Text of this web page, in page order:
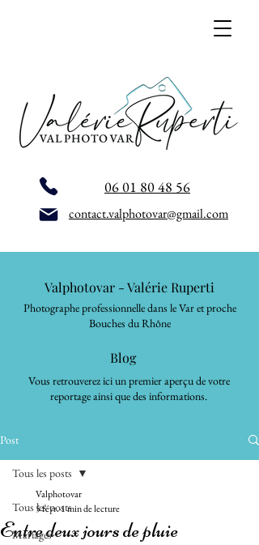
06 01 80 48 56
contact.valphotovar@gmail.com
Valphotovar - Valérie Ruperti
Photographe professionnelle dans le Var et proche
Bouches du Rhône
Blog
Vous retrouverez ici un premier aperçu de votre
reportage ainsi que des informations.
Post
Tous les posts
Mariages
Tous les posts
Entre deux jours de pluie
Valphotovar
5 févr.1 min de lecture